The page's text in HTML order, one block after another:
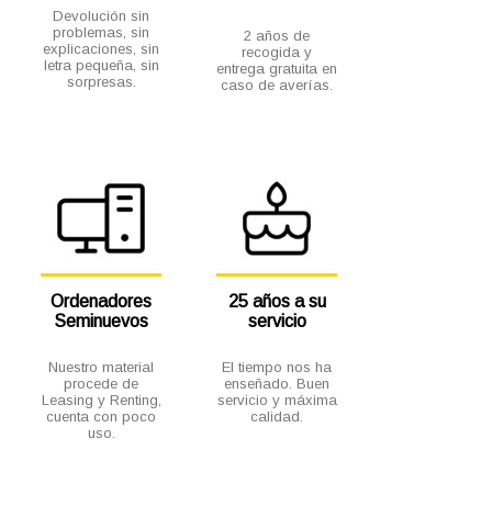
Devolución sin
problemas, sin
explicaciones, sin
letra pequeña, sin
sorpresas.
2 años de
recogida y
entrega gratuita en
caso de averías.
Ordenadores
Seminuevos
Nuestro material
procede de
Leasing y Renting,
cuenta con poco
uso.
25 años a su
servicio
El tiempo nos ha
enseñado. Buen
servicio y máxima
calidad.